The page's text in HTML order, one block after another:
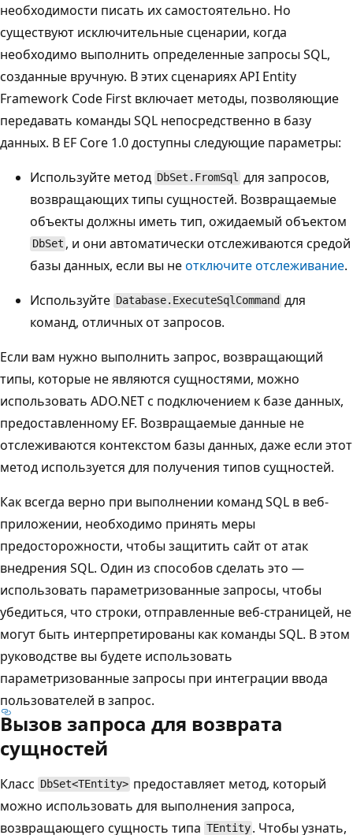
необходимости писать их самостоятельно. Но
существуют исключительные сценарии, когда
необходимо выполнить определенные запросы SQL,
созданные вручную. В этих сценариях API Entity
Framework Code First включает методы, позволяющие
передавать команды SQL непосредственно в базу
данных. В EF Core 1.0 доступны следующие параметры:
Используйте метод DbSet.FromSql для запросов,
возвращающих типы сущностей. Возвращаемые
объекты должны иметь тип, ожидаемый объектом
DbSet , и они автоматически отслеживаются средой
базы данных, если вы неотключите отслеживание.
Используйте Database.ExecuteSqlCommand для
команд, отличных от запросов.
Если вам нужно выполнить запрос, возвращающий
типы, которые не являются сущностями, можно
использовать ADO.NET с подключением к базе данных,
предоставленному EF. Возвращаемые данные не
отслеживаются контекстом базы данных, даже если этот
метод используется для получения типов сущностей.
Как всегда верно при выполнении команд SQL в веб-
приложении, необходимо принять меры
предосторожности, чтобы защитить сайт от атак
внедрения SQL. Один из способов сделать это —
использовать параметризованные запросы, чтобы
убедиться, что строки, отправленные веб-страницей, не
могут быть интерпретированы как команды SQL. В этом
руководстве вы будете использовать
параметризованные запросы при интеграции ввода
пользователей в запрос.
Вызов запроса для возврата
сущностей
Класс DbSet<TEntity> предоставляет метод, который
можно использовать для выполнения запроса,
возвращающего сущность типа TEntity . Чтобы узнать,